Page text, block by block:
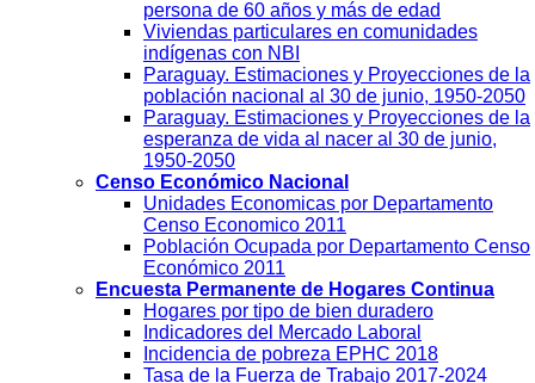
persona de 60 años y más de edad
Viviendas particulares en comunidades
indígenas con NBI
Paraguay. Estimaciones y Proyecciones de la
población nacional al 30 de junio, 1950-2050
Paraguay. Estimaciones y Proyecciones de la
esperanza de vida al nacer al 30 de junio,
1950-2050
Censo Económico Nacional
Unidades Economicas por Departamento
Censo Economico 2011
Población Ocupada por Departamento Censo
Económico 2011
Encuesta Permanente de Hogares Continua
Hogares por tipo de bien duradero
Indicadores del Mercado Laboral
Incidencia de pobreza EPHC 2018
Tasa de la Fuerza de Trabajo 2017-2024